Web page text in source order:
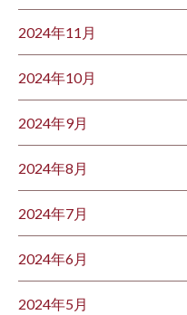
2024年11月
2024年10月
2024年9月
2024年8月
2024年7月
2024年6月
2024年5月